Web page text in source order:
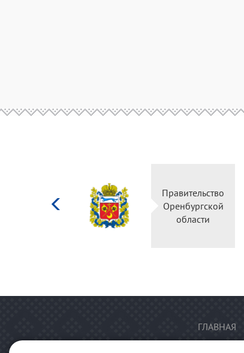
Правительство
Оренбургской
области
ГЛАВНАЯ